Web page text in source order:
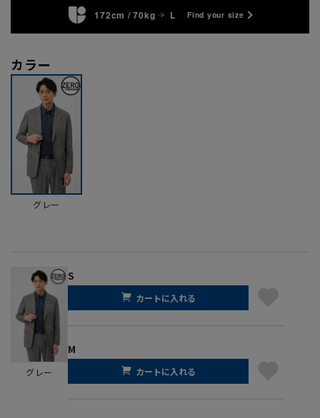
172cm / 70kg L Find your size
カラー
グレー
グレー
S
カートに入れる
M
カートに入れる